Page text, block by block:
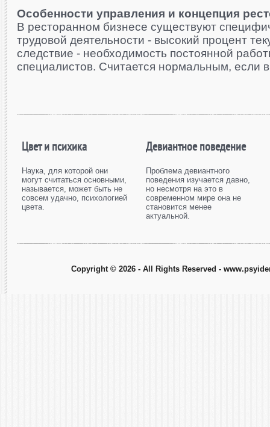
Особенности управления и концепция
В ресторанном бизнесе существуют
трудовой деятельности - высокий процент
следствие - необходимость постоянной
специалистов. Считается нормальным, если
Цвет и психика
Наука, для которой они
могут считаться основными,
называется, может быть не
совсем удачно, психологией
цвета.
Девиантное поведение
Проблема девиантного
поведения изучается давно,
но несмотря на это в
современном мире она не
становится менее
актуальной.
Copyright © 2026 - All Rights Reserved -